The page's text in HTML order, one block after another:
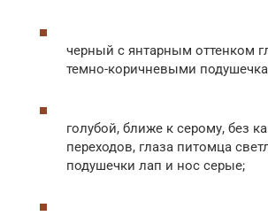
черный с янтарным оттенком
темно-коричневыми
голубой, ближе к серому, без
переходов, глаза питомца
подушечки лап и нос серые;